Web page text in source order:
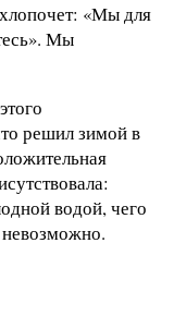
«Мы для
Мы
решил зимой в
водой, чего